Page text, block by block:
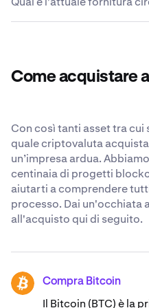
centinaia di criptovalute in
un elenco completo delle
e accessibili i Solana che
Anche se riteniamo che il
nostristandard di
Come acquistare
Con così tanti asset tra
quale criptovaluta
un’impresa ardua.
centinaia di progetti
aiutarti a comprendere
processo. Dai un'occhiata
all'acquisto qui di seguito.
BTC Compra Bitcoin
Il Bitcoin (BTC) è la